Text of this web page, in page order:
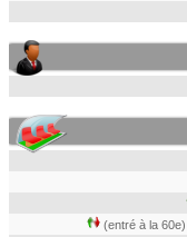
(entré à la 60e)